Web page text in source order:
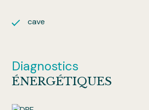
cave
Diagnostics
ÉNERGÉTIQUES